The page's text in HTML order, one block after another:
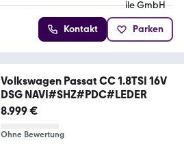
Kontakt Parken
Volkswagen Passat CC 1.8TSI 16V
DSG NAVI#SHZ#PDC#LEDER
8.999 €
Ohne Bewertung